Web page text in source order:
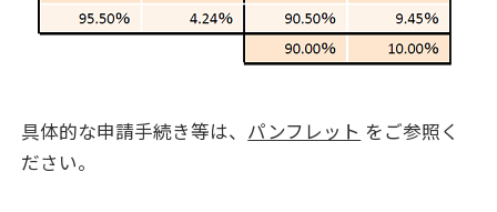
具体的な申請手続き等は、 パンフレット をご参照く
ださい。